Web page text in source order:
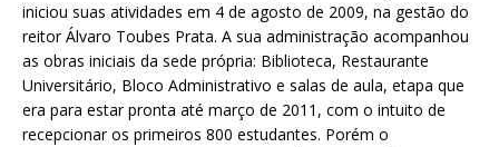
iniciou suas atividades em 4 de agosto de 2009, na gestão do
reitor Álvaro Toubes Prata. A sua administração acompanhou
as obras iniciais da sede própria: Biblioteca, Restaurante
Universitário, Bloco Administrativo e salas de aula, etapa que
era para estar pronta até março de 2011, com o intuito de
recepcionar os primeiros 800 estudantes. Porém o